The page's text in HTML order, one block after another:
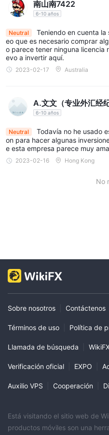
南山南7422
6-10 años
Neutral
Teniendo en cuenta
eo que es necesario comprar
o parece tener ninguna licencia
evo a invertir aquí.
2023-02-17 Australia
A.文文（专业外汇经纪
6-10 años
Neutral
Todavía no he usado
on para hacer algunas
e esta empresa parece muy
2023-02-16 Hong Kong
No
Sobre nosotros Contáctenos
Términos de uso Política de
Llamada de búsqueda
Verificación oficial EXPO
Auxilio VPS Cooperación
Está visitando el sitio web de
productos móviles son una